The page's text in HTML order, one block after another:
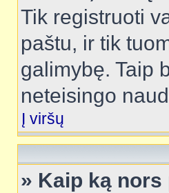
Tik registruoti
paštu, ir tik
galimybę. Taip
neteisingo
Į viršų
» Kaip ką